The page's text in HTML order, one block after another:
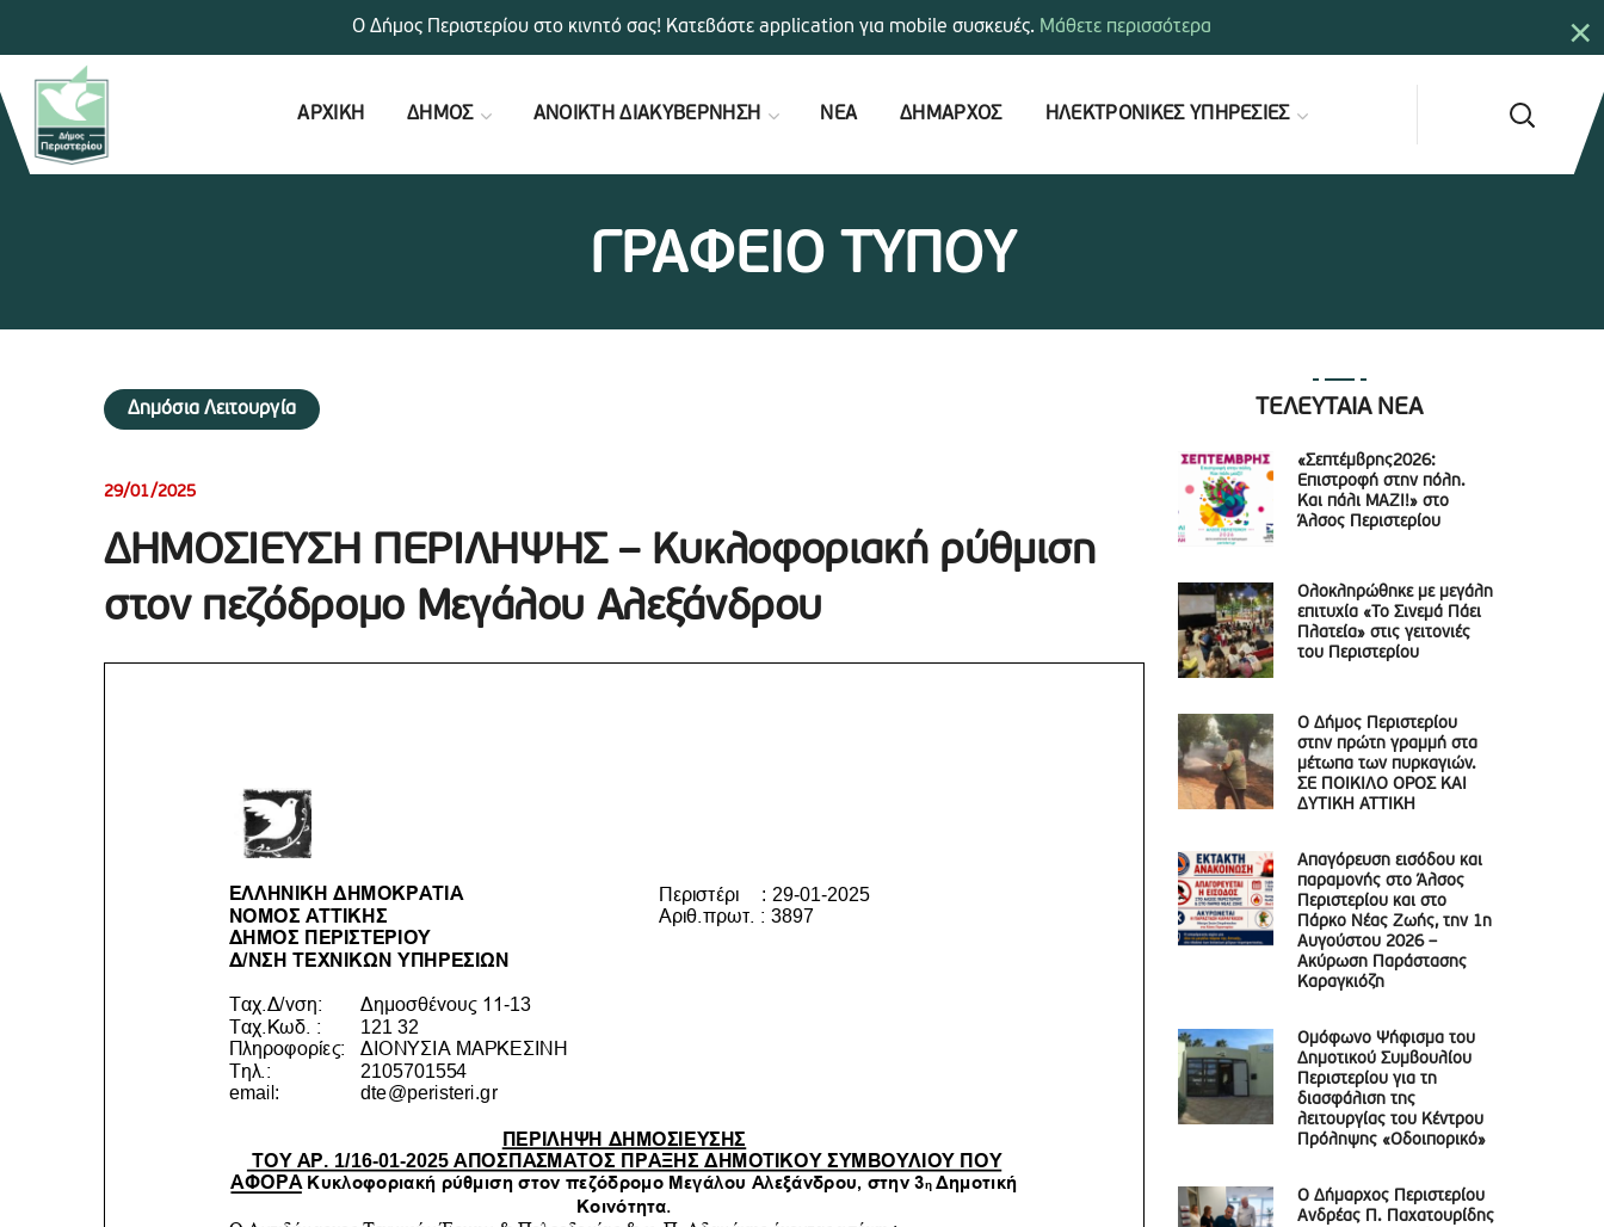
ΑΡΧΙΚΗ ΔΗΜΟΣ ΑΝΟΙΚΤΗ ΔΙΑΚΥΒΕΡΝΗΣΗ ΝΕΑ ΔΗΜΑΡΧΟΣ ΗΛΕΚΤΡΟΝΙΚΕΣ ΥΠΗΡΕΣΙΕΣ
ΓΡΑΦΕΙΟ ΤΥΠΟΥ
Δημόσια Λειτουργία
29/01/2025
ΔΗΜΟΣΙΕΥΣΗ ΠΕΡΙΛΗΨΗΣ – Κυκλοφοριακή ρύθμιση
στον πεζόδρομο Μεγάλου Αλεξάνδρου
ΤΕΛΕΥΤΑΙΑ ΝΕΑ
«Σεπτέμβρης2026:
Επιστροφή στην πόλη.
Και πάλι ΜΑΖΙ!» στο
Άλσος Περιστερίου
Ολοκληρώθηκε με μεγάλη
επιτυχία «Το Σινεμά Πάει
Πλατεία» στις γειτονιές
του Περιστερίου
Ο Δήμος Περιστερίου
στην πρώτη γραμμή στα
μέτωπα των πυρκαγιών.
ΣΕ ΠΟΙΚΙΛΟ ΟΡΟΣ ΚΑΙ
ΔΥΤΙΚΗ ΑΤΤΙΚΗ
Απαγόρευση εισόδου και
παραμονής στο Άλσος
Περιστερίου και στο
Πάρκο Νέας Ζωής, την 1η
Αυγούστου 2026 –
Ακύρωση Παράστασης
Καραγκιόζη
Ομόφωνο Ψήφισμα του
Δημοτικού Συμβουλίου
Περιστερίου για τη
διασφάλιση της
λειτουργίας του Κέντρου
Πρόληψης «Οδοιπορικό»
Ο Δήμαρχος Περιστερίου
Ανδρέας Π. Παχατουρίδης
×
Ο Δήμος Περιστερίου στο κινητό σας! Κατεβάστε application για mobile συσκευές. Μάθετε περισσότερα